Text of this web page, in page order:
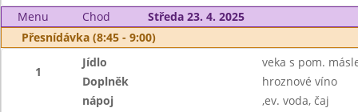
Menu
Chod
Středa 23. 4. 2025
Přesnídávka (8:45 - 9:00)
1
Jídlo
veka s pom.
Doplněk
hroznové víno
nápoj
,ev. voda, čaj